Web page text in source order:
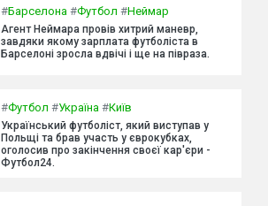
#Барселона #Футбол #Неймар
Агент Неймара провів хитрий маневр,
завдяки якому зарплата футболіста в
Барселоні зросла вдвічі і ще на півраза.
#Футбол #Україна #Київ
Український футболіст, який виступав у
Польщі та брав участь у єврокубках,
оголосив про закінчення своєї кар'єри -
Футбол24.